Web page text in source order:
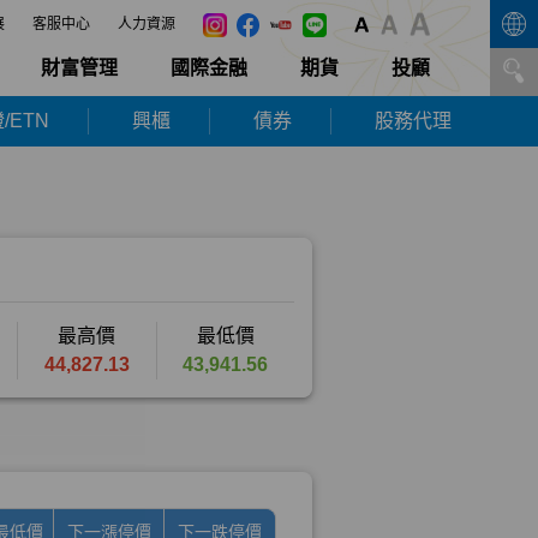
客服中心 人力資源
財富管理 國際金融 期貨 投顧
ETN 興櫃 債券 股務代理